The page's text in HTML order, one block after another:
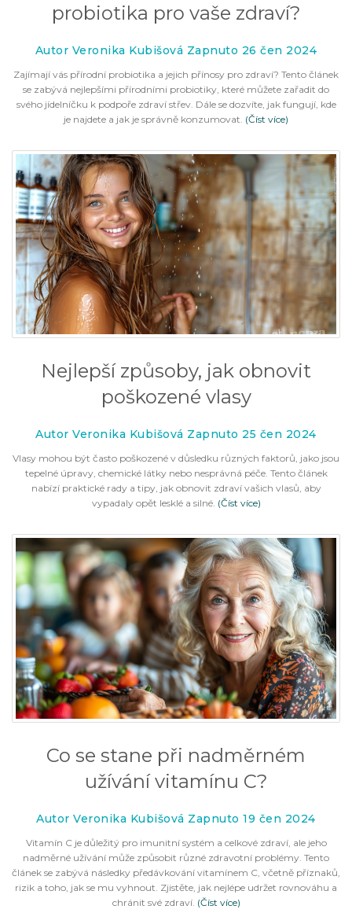
probiotika pro vaše zdraví?
Autor Veronika Kubišová Zapnuto 26 čen 2024
Zajímají vás přírodní probiotika a jejich přínosy pro zdraví? Tento článek
se zabývá nejlepšími přírodními probiotiky, které můžete zařadit do
svého jídelníčku k podpoře zdraví střev. Dále se dozvíte, jak fungují, kde
je najdete a jak je správně konzumovat. (Číst více)
Nejlepší způsoby, jak obnovit
poškozené vlasy
Autor Veronika Kubišová Zapnuto 25 čen 2024
Vlasy mohou být často poškozené v důsledku různých faktorů, jako jsou
tepelné úpravy, chemické látky nebo nesprávná péče. Tento článek
nabízí praktické rady a tipy, jak obnovit zdraví vašich vlasů, aby
vypadaly opět lesklé a silné. (Číst více)
Co se stane při nadměrném
užívání vitamínu C?
Autor Veronika Kubišová Zapnuto 19 čen 2024
Vitamín C je důležitý pro imunitní systém a celkové zdraví, ale jeho
nadměrné užívání může způsobit různé zdravotní problémy. Tento
článek se zabývá následky předávkování vitamínem C, včetně příznaků,
rizik a toho, jak se mu vyhnout. Zjistěte, jak nejlépe udržet rovnováhu a
chránit své zdraví. (Číst více)